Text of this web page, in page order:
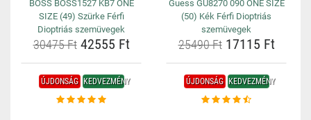
BOSS BOSS1527 KB7 ONE
SIZE (49) Szürke Férfi
Dioptriás szemüvegek
30475 Ft42555 Ft
Guess GU8270 090 ONE SIZE
(50) Kék Férfi Dioptriás
szemüvegek
25490 Ft17115 Ft
ÚJDONSÁG KEDVEZMÉNY ÚJDONSÁG KEDVEZMÉNY